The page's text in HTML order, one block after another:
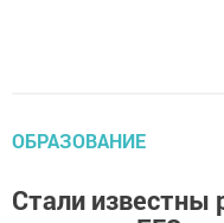
ОБРАЗОВАНИЕ
Стали известны